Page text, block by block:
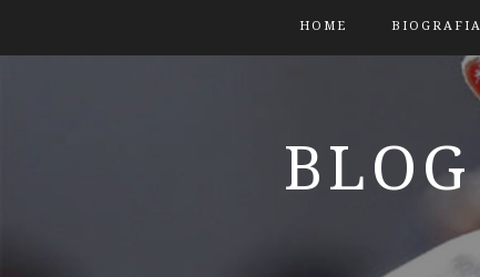
HOME BIOGRAFIA